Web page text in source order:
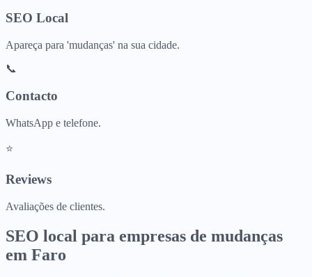
SEO Local
Apareça para 'mudanças' na sua cidade.
📞
Contacto
WhatsApp e telefone.
⭐
Reviews
Avaliações de clientes.
SEO local para empresas de mudanças
em Faro